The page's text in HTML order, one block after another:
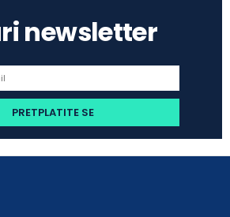
newsletter